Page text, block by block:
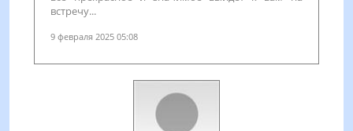
встречу...
9 февраля 2025 05:08